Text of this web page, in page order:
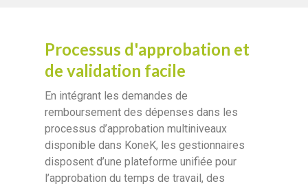
Processus d'approbation et
de validation facile
En intégrant les demandes de
remboursement des dépenses dans les
processus d’approbation multiniveaux
disponible dans KoneK, les gestionnaires
disposent d’une plateforme unifiée pour
l’approbation du temps de travail, des